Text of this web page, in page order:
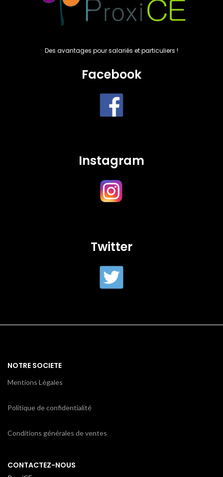
Des avantages pour salariés et particuliers !
Facebook
Instagram
Twitter
NOTRE SOCIETE
Mentions Légales
Politique de confidentialité
Conditions générales de ventes
CONTACTEZ-NOUS